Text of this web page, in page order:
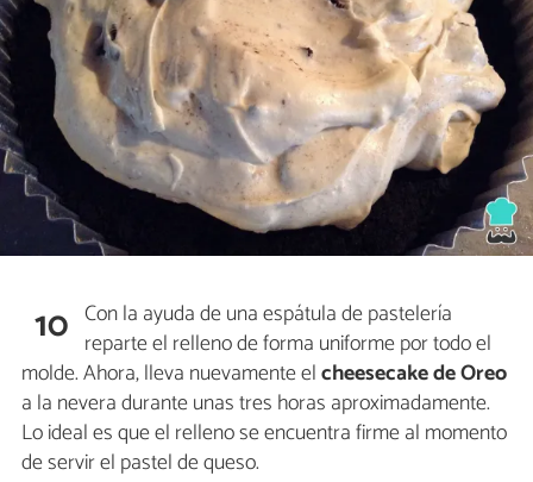
10 Con la ayuda de una espátula de pastelería
reparte el relleno de forma uniforme por todo el
molde. Ahora, lleva nuevamente elcheesecake de Oreo
a la nevera durante unas tres horas aproximadamente.
Lo ideal es que el relleno se encuentra firme al momento
de servir el pastel de queso.